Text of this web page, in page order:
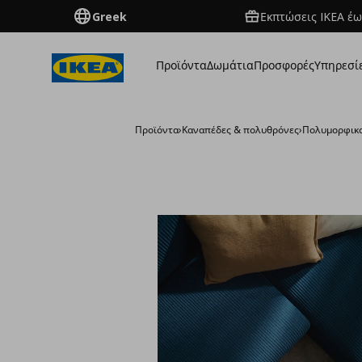
Greek Εκπτώσεις IKEA
ΠροϊόνταΔωμάτιαΠροσφορές
Προϊόντα›Καναπέδες & πολυθρόνες›